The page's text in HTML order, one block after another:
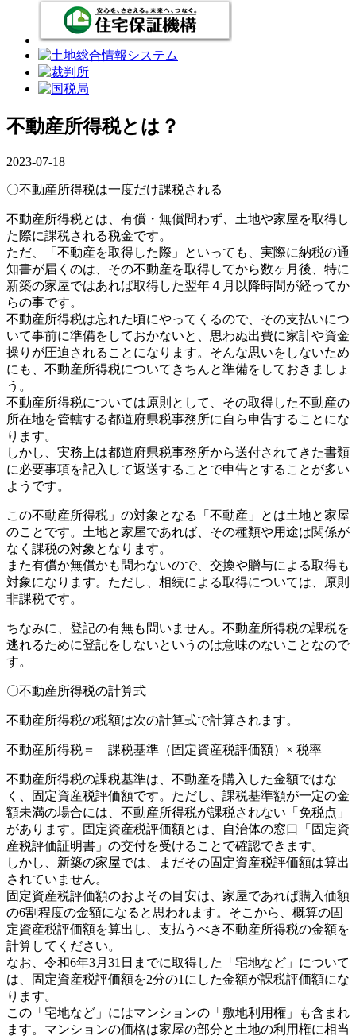
不動産所得税とは？
2023-07-18
〇不動産所得税は一度だけ課税される
不動産所得税とは、有償・無償問わず、土地や家屋を取得し
た際に課税される税金です。
ただ、「不動産を取得した際」といっても、実際に納税の通
知書が届くのは、その不動産を取得してから数ヶ月後、特に
新築の家屋ではあれば取得した翌年４月以降時間が経ってか
らの事です。
不動産所得税は忘れた頃にやってくるので、その支払いにつ
いて事前に準備をしておかないと、思わぬ出費に家計や資金
操りが圧迫されることになります。そんな思いをしないため
にも、不動産所得税についてきちんと準備をしておきましょ
う。
不動産所得税については原則として、その取得した不動産の
所在地を管轄する都道府県税事務所に自ら申告することにな
ります。
しかし、実務上は都道府県税事務所から送付されてきた書類
に必要事項を記入して返送することで申告とすることが多い
ようです。
この不動産所得税」の対象となる「不動産」とは土地と家屋
のことです。土地と家屋であれば、その種類や用途は関係が
なく課税の対象となります。
また有償か無償かも問わないので、交換や贈与による取得も
対象になります。ただし、相続による取得については、原則
非課税です。
ちなみに、登記の有無も問いません。不動産所得税の課税を
逃れるために登記をしないというのは意味のないことなので
す。
〇不動産所得税の計算式
不動産所得税の税額は次の計算式で計算されます。
不動産所得税＝ 課税基準（固定資産税評価額）× 税率
不動産所得税の課税基準は、不動産を購入した金額ではな
く、固定資産税評価額です。ただし、課税基準額が一定の金
額未満の場合には、不動産所得税が課税されない「免税点」
があります。固定資産税評価額とは、自治体の窓口「固定資
産税評価証明書」の交付を受けることで確認できます。
しかし、新築の家屋では、まだその固定資産税評価額は算出
されていません。
固定資産税評価額のおよその目安は、家屋であれば購入価額
の6割程度の金額になると思われます。そこから、概算の固
定資産税評価額を算出し、支払うべき不動産所得税の金額を
計算してください。
なお、令和6年3月31日までに取得した「宅地など」について
は、固定資産税評価額を2分の1にした金額が課税評価額にな
ります。
この「宅地など」にはマンションの「敷地利用権」も含まれ
ます。マンションの価格は家屋の部分と土地の利用権に相当